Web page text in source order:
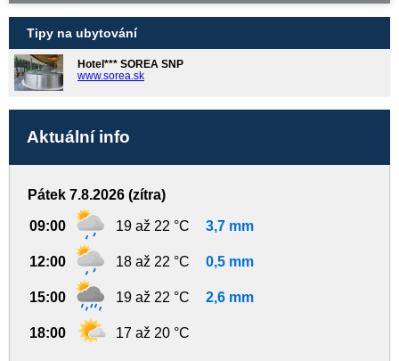
Tipy na ubytování
Hotel*** SOREA SNP
www.sorea.sk
Aktuální info
Pátek 7.8.2026 (zítra)
09:00 19 až 22 °C 3,7 mm
12:00 18 až 22 °C 0,5 mm
15:00 19 až 22 °C 2,6 mm
18:00 17 až 20 °C